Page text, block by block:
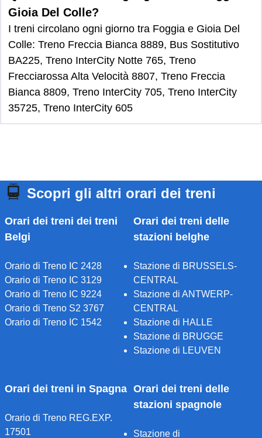
Gioia Del Colle?
I treni circolano ogni giorno tra Foggia e Gioia Del
Colle: Treno Freccia Bianca 8889, Bus Sostitutivo
BA225, Treno InterCity Notte 765, Treno
Frecciarossa Alta Velocità 8807, Treno Freccia
Bianca 8809, Treno InterCity 705, Treno InterCity
35725, Treno InterCity 605
Scopri gli altri orari dei treni
Orari dei treni dei treni
Belgi
Orario di Treno IC 2428
Orario di Treno IC 3129
Orario di Treno IC 9224
Orario di Treno S2 3767
Orario di Treno IC 1542
Orari dei treni delle
stazioni belghe
Stazione di BRUSSELS-
CENTRAL
Stazione di ANTWERP-
CENTRAL
Stazione di HALLE
Stazione di BRUGGE
Stazione di LEUVEN
Orari dei treni in Spagna
Orario di Treno REG.EXP.
17501
Orari dei treni delle
stazioni spagnole
Stazione di